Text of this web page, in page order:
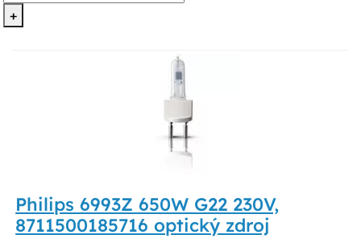
+
Philips 6993Z 650W G22 230V,
8711500185716 optický zdroj